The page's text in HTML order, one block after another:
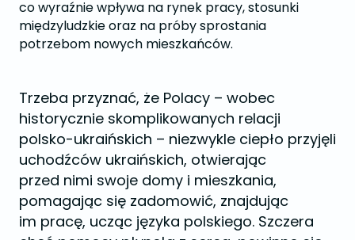
co wyraźnie wpływa na rynek pracy, stosunki
międzyludzkie oraz na próby sprostania
potrzebom nowych mieszkańców.
Trzeba przyznać, że Polacy – wobec
historycznie skomplikowanych relacji
polsko-ukraińskich – niezwykle ciepło przyjęli
uchodźców ukraińskich, otwierając
przed nimi swoje domy i mieszkania,
pomagając się zadomowić, znajdując
im pracę, ucząc języka polskiego. Szczera